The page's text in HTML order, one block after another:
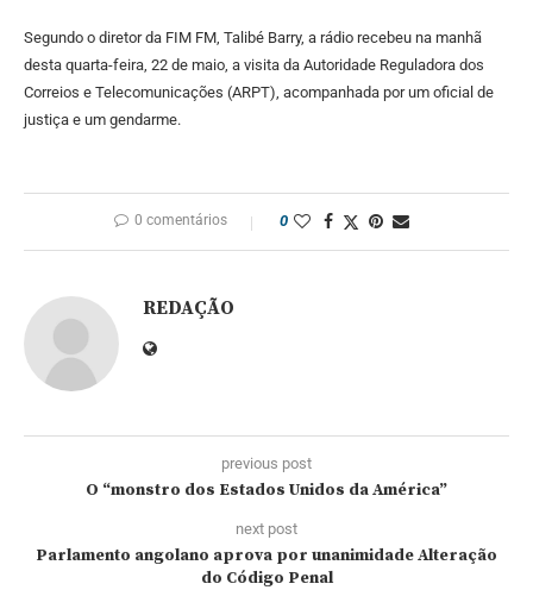
Segundo o diretor da FIM FM, Talibé Barry, a rádio recebeu na manhã
desta quarta-feira, 22 de maio, a visita da Autoridade Reguladora dos
Correios e Telecomunicações (ARPT), acompanhada por um oficial de
justiça e um gendarme.
0 comentários 0
REDAÇÃO
previous post
O “monstro dos Estados Unidos da América”
next post
Parlamento angolano aprova por unanimidade Alteração
do Código Penal